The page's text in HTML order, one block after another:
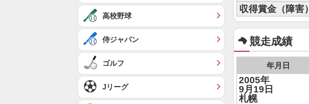
収得賞金（障害）
競走成績
年月日
2005年
9月19日
札幌
高校野球
侍ジャパン
ゴルフ
Jリーグ